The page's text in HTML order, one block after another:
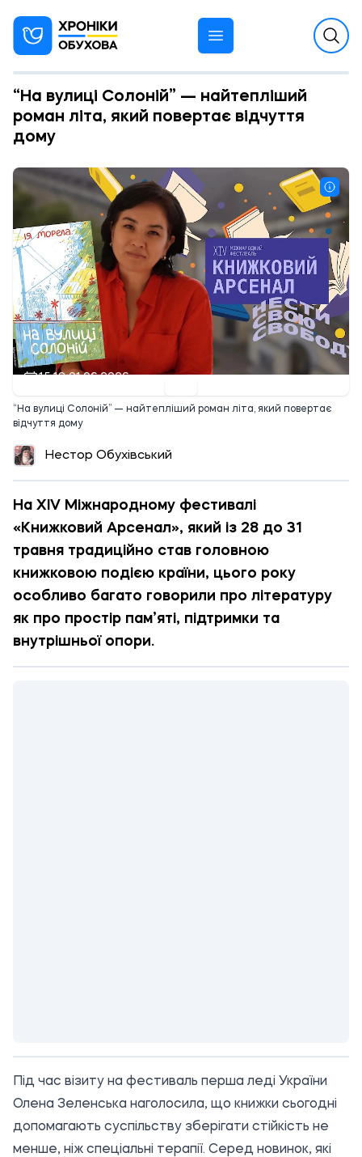
“На вулиці Солоній” — найтепліший
роман літа, який повертає відчуття
дому
15:18 01.06.2026
“На вулиці Солоній” — найтепліший роман літа, який повертає
відчуття дому
Нестор Обухівський
На XIV Міжнародному фестивалі
«Книжковий Арсенал», який із 28 до 31
травня традиційно став головною
книжковою подією країни, цього року
особливо багато говорили про літературу
як про простір пам’яті, підтримки та
внутрішньої опори.
Під час візиту на фестиваль перша леді України
Олена Зеленська наголосила, що книжки сьогодні
допомагають суспільству зберігати стійкість не
менше, ніж спеціальні терапії. Серед новинок, які